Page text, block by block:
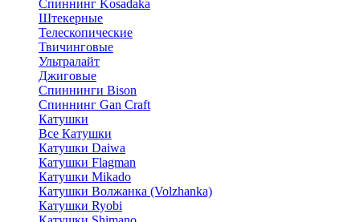
Спиннинг Kosadaka
Штекерные
Телескопические
Твичинговые
Ультралайт
Джиговые
Спиннинги Bison
Спиннинг Gan Craft
Катушки
Все Катушки
Катушки Daiwa
Катушки Flagman
Катушки Mikado
Катушки Волжанка (Volzhanka)
Катушки Ryobi